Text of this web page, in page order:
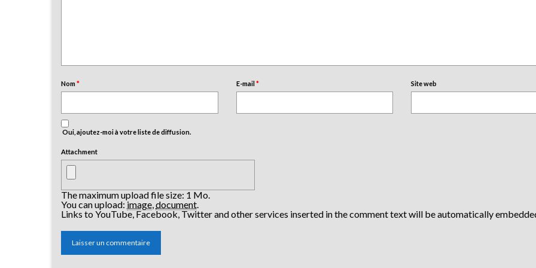
Nom* E-mail* Site web
Oui, ajoutez-moi à votre liste de diffusion.
Attachment
The maximum upload file size: 1 Mo.
You can upload:image document
Links to YouTube, Facebook, Twitter and other services inserted in the comment text will be automatically